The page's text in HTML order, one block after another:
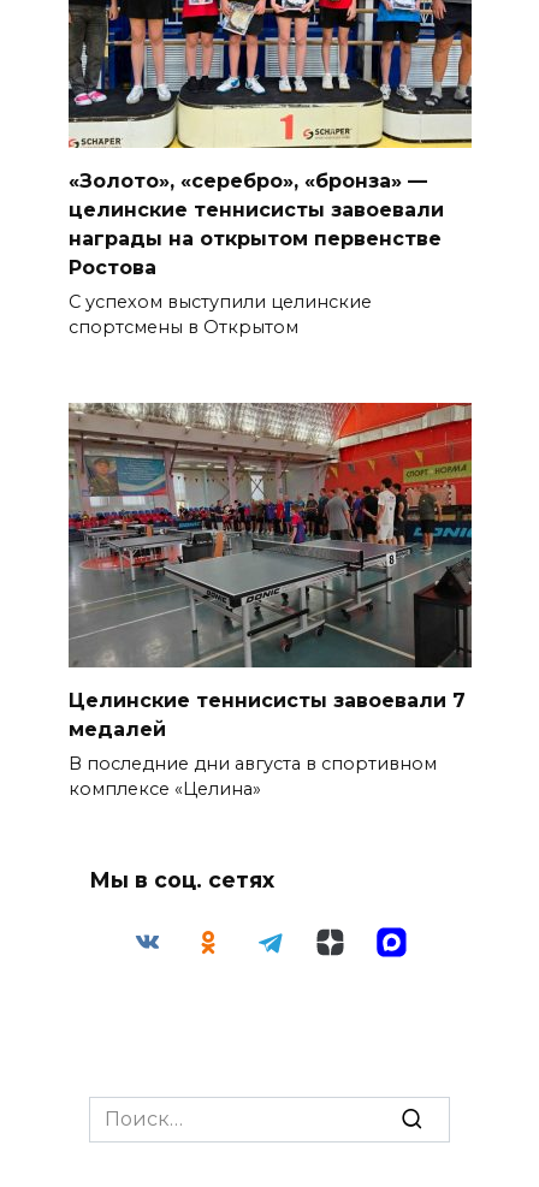
«Золото», «серебро», «бронза» —
целинские теннисисты завоевали
награды на открытом первенстве
Ростова
С успехом выступили целинские
спортсмены в Открытом
Целинские теннисисты завоевали 7
медалей
В последние дни августа в спортивном
комплексе «Целина»
Мы в соц. сетях
Search
for: